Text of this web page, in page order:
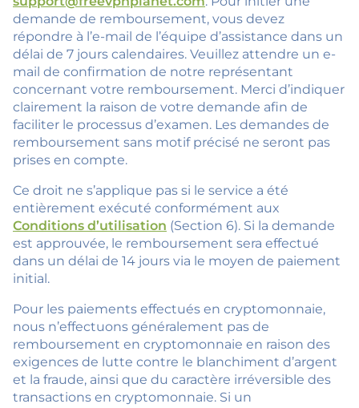
demande de remboursement, vous devez
répondre à l’e-mail de l’équipe d’assistance dans un
délai de 7 jours calendaires. Veuillez attendre un e-
mail de confirmation de notre représentant
concernant votre remboursement. Merci d’indiquer
clairement la raison de votre demande afin de
faciliter le processus d’examen. Les demandes de
remboursement sans motif précisé ne seront pas
prises en compte.
Ce droit ne s’applique pas si le service a été
entièrement exécuté conformément aux
Conditions d’utilisation (Section 6). Si la demande
est approuvée, le remboursement sera effectué
dans un délai de 14 jours via le moyen de paiement
initial.
Pour les paiements effectués en cryptomonnaie,
nous n’effectuons généralement pas de
remboursement en cryptomonnaie en raison des
exigences de lutte contre le blanchiment d’argent
et la fraude, ainsi que du caractère irréversible des
transactions en cryptomonnaie. Si un